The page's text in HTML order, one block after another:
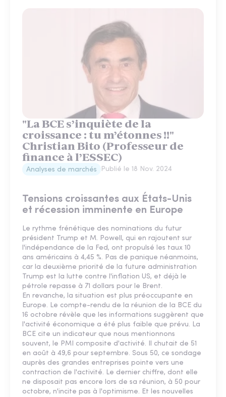
"La BCE s’inquiète de la
croissance : tu m’étonnes !!"
Christian Bito (Professeur de
finance à l’ESSEC)
Analyses de marchés Publié le 18 Nov. 2024
Tensions croissantes aux États-Unis
et récession imminente en Europe
Le rythme frénétique des nominations du futur
président Trump et M. Powell, qui en rajoutent sur
l'indépendance de la Fed, ont propulsé les taux 10
ans américains à 4,45 %. Pas de panique néanmoins,
car la deuxième priorité de la future administration
Trump est la lutte contre l'inflation US, et déjà le
pétrole repasse à 71 dollars pour le Brent.
En revanche, la situation est plus préoccupante en
Europe. Le compte-rendu de la réunion de la BCE du
16 octobre révèle que les informations suggèrent que
l'activité économique a été plus faible que prévu. La
BCE cite un indicateur que nous mentionnons
souvent, le PMI composite d'activité. Il chutait de 51
en août à 49,6 pour septembre. Sous 50, ce sondage
auprès des grandes entreprises pointe vers une
contraction de l'activité. Le dernier chiffre, dont elle
ne disposait pas encore lors de sa réunion, à 50 pour
octobre, n'incite pas à l'optimisme. Et les nouvelles